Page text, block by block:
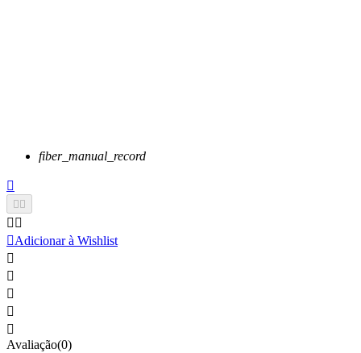
fiber_manual_record

 
 
Adicionar à Wishlist





Avaliação(0)